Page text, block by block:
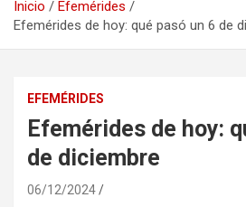
Inicio
Efemérides
Efemérides de hoy: qué pasó un 6 de
EFEMÉRIDES
Efemérides de hoy:
de diciembre
06/12/2024